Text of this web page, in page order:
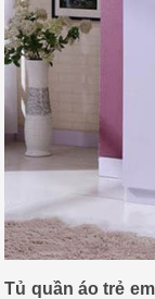
Tủ quần áo trẻ